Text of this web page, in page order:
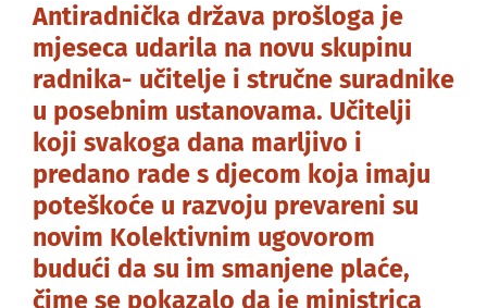
Antiradnička država prošloga je
mjeseca udarila na novu skupinu
radnika- učitelje i stručne suradnike
u posebnim ustanovama. Učitelji
koji svakoga dana marljivo i
predano rade s djecom koja imaju
poteškoće u razvoju prevareni su
novim Kolektivnim ugovorom
budući da su im smanjene plaće,
čime se pokazalo da je ministrica